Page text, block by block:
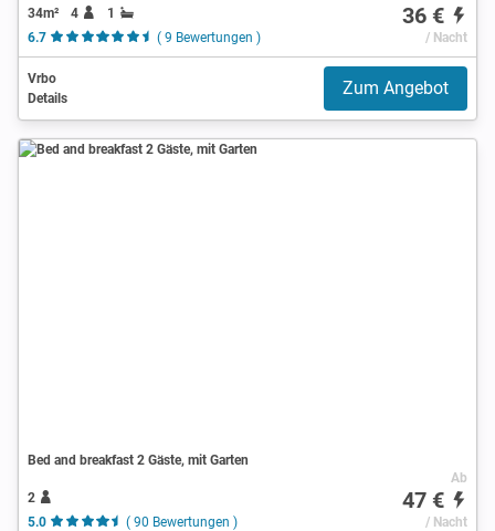
34m² 4
1
6.7
( 9 Bewertungen )
36 €
/ Nacht
Vrbo
Details
Zum Angebot
Bed and breakfast 2 Gäste, mit Garten
2
5.0
( 90 Bewertungen )
Ab
47 €
/ Nacht